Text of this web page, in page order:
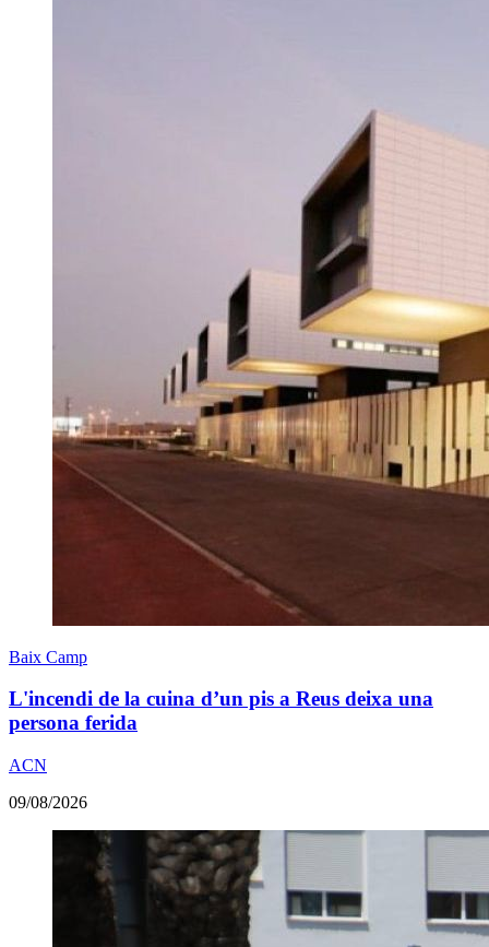
Baix Camp
L'incendi de la cuina d’un pis a Reus deixa una
persona ferida
ACN
09/08/2026